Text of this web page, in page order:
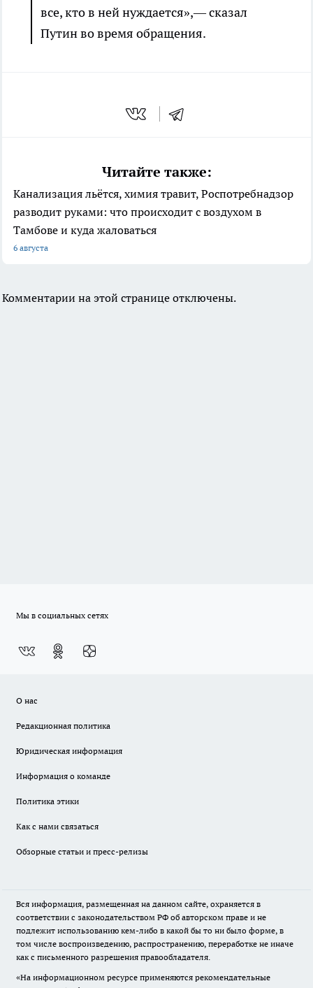
все, кто в ней нуждается»,— сказал
Путин во время обращения.
Читайте также:
Канализация льётся, химия травит, Роспотребнадзор
разводит руками: что происходит с воздухом в
Тамбове и куда жаловаться
6 августа
Комментарии на этой странице отключены.
Мы в социальных сетях
О нас
Редакционная политика
Юридическая информация
Информация о команде
Политика этики
Как с нами связаться
Обзорные статьи и пресс-релизы
Вся информация, размещенная на данном сайте, охраняется в
соответствии с законодательством РФ об авторском праве и не
подлежит использованию кем-либо в какой бы то ни было форме, в
том числе воспроизведению, распространению, переработке не иначе
как с письменного разрешения правообладателя.
«На информационном ресурсе применяются рекомендательные